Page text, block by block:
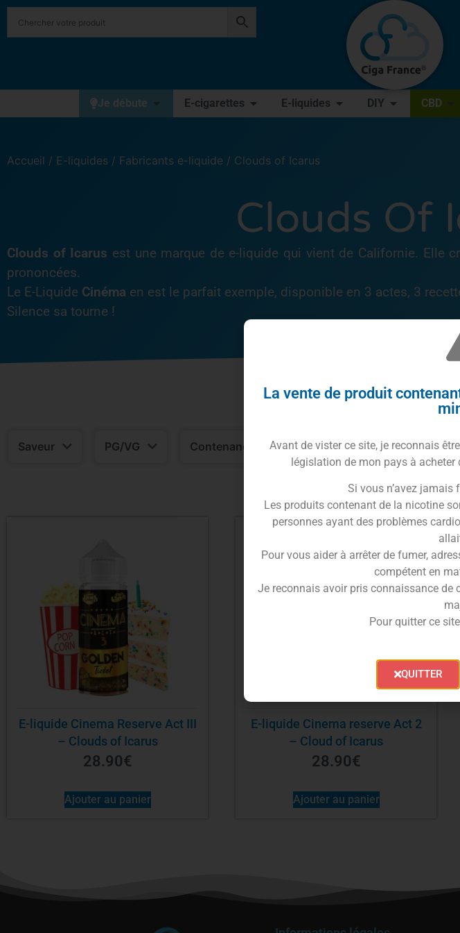
Je débute E-cigarettes E-liquides DIY CBD
Accueil / E-liquides / Fabricants e-liquide / Clouds of Icarus
Clouds Of
Clouds of Icarus est une marque de e-liquide qui vient de Californie. Elle
prononcées.
Le E-Liquide Cinéma en est le parfait exemple, disponible en 3 actes, 3
Silence sa tourne !
Saveur PG/VG Contenance Nicotine
E-liquide Cinema Reserve Act III
– Clouds of Icarus
28.90€
Ajouter au panier
E-liquide Cinema reserve Act 2
– Cloud of Icarus
28.90€
Ajouter au panier
La vente de produit
Avant de vister ce site, je reconnais
législation de mon pays à
Si vous n’avez jamais
Les produits contenant de la nicotine
personnes ayant des problèmes
Pour vous aider à arrêter de fumer,
compétent en
Je reconnais avoir pris connaissance de
Pour quitter ce
QUITTER